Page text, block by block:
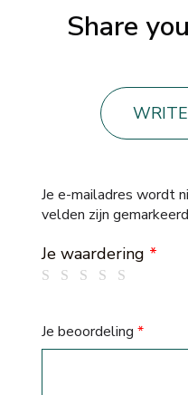
Share
Je e-mailadres wordt
velden zijn
Je waardering *
Je beoordeling *